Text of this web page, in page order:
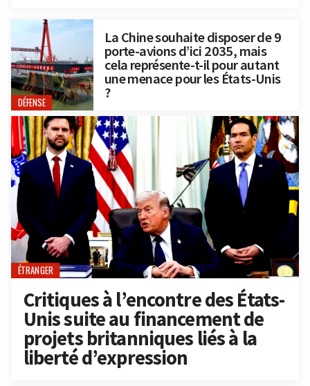
DÉFENSE
La Chine souhaite disposer de 9
porte-avions d’ici 2035, mais
cela représente-t-il pour autant
une menace pour les États-Unis
?
ÉTRANGER
Critiques à l’encontre des États-
Unis suite au financement de
projets britanniques liés à la
liberté d’expression